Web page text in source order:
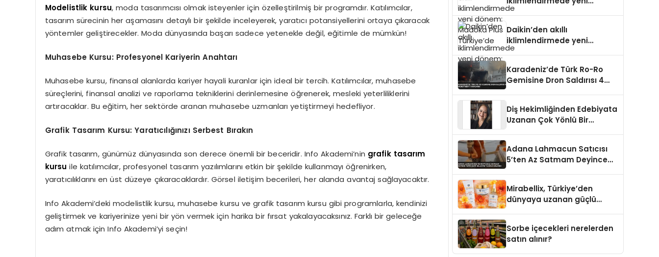
Modelistlik kursu, moda tasarımcısı olmak isteyenler için özelleştirilmiş bir programdır. Katılımcılar,
tasarım sürecinin her aşamasını detaylı bir şekilde inceleyerek, yaratıcı potansiyellerini ortaya çıkaracak
yöntemler geliştirecekler. Moda dünyasında başarı sadece yetenekle değil, eğitimle de mümkün!
Muhasebe Kursu: Profesyonel Kariyerin Anahtarı
Muhasebe kursu, finansal alanlarda kariyer hayali kuranlar için ideal bir tercih. Katılımcılar, muhasebe
süreçlerini, finansal analizi ve raporlama tekniklerini derinlemesine öğrenerek, mesleki yeterliliklerini
artıracaklar. Bu eğitim, her sektörde aranan muhasebe uzmanları yetiştirmeyi hedefliyor.
Grafik Tasarım Kursu: Yaratıcılığınızı Serbest Bırakın
Grafik tasarım, günümüz dünyasında son derece önemli bir beceridir. Info Akademi’nin grafik tasarım
kursu ile katılımcılar, profesyonel tasarım yazılımlarını etkin bir şekilde kullanmayı öğrenirken,
yaratıcılıklarını en üst düzeye çıkaracaklardır. Görsel iletişim becerileri, her alanda avantaj sağlayacaktır.
Info Akademi’deki modelistlik kursu, muhasebe kursu ve grafik tasarım kursu gibi programlarla, kendinizi
geliştirmek ve kariyerinize yeni bir yön vermek için harika bir fırsat yakalayacaksınız. Farklı bir geleceğe
adım atmak için Info Akademi’yi seçin!
dönem: Madoka Plus
Daikin’den akıllı
iklimlendirmede yeni
dönem: Madoka Plus
Karadeniz’de Türk Ro-Ro
Gemisine Dron Saldırısı 4
Diş Hekimliğinden Edebiyata
Uzanan Çok Yönlü Bir
Adana Lahmacun Satıcısı
5’ten Az Satmam Deyince
Mirabellix, Türkiye’den
dünyaya uzanan güçlü
Sorbe içecekleri nerelerden
satın alınır?